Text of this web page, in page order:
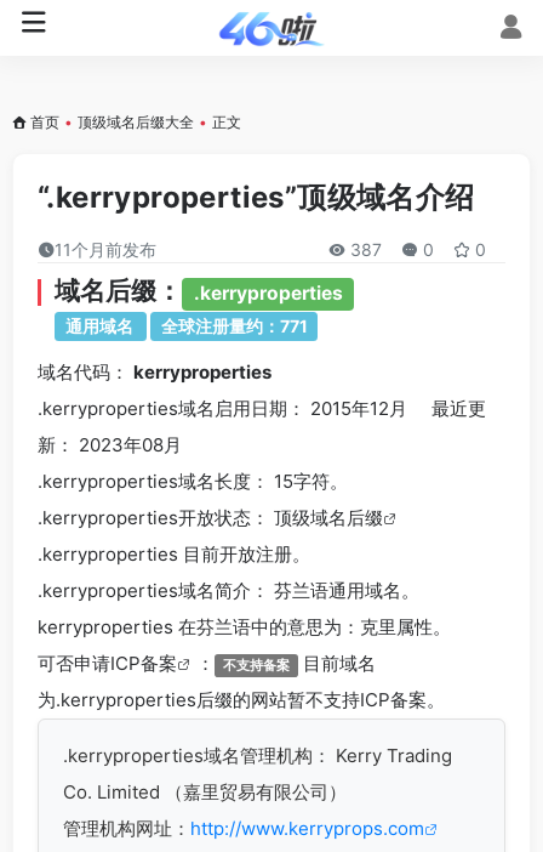
首页 • 顶级域名后缀大全 • 正文
“.kerryproperties”顶级域名介绍
11个月前发布 387 0 0
域名后缀： .kerryproperties
通用域名 全球注册量约：771
域名代码： kerryproperties
.kerryproperties域名 启用日期： 2015年12月 最近更
新： 2023年08月
.kerryproperties域名长度： 15字符。
.kerryproperties开放状态： 顶级域名后缀
.kerryproperties 目前开放注册。
.kerryproperties域名简介： 芬兰语通用域名。
kerryproperties 在芬兰语中的意思为：克里属性。
可否申请ICP备案 ： 不支持备案 目前域名
为.kerryproperties后缀的网站暂不支持ICP备案。
.kerryproperties域名管理机构： Kerry Trading
Co. Limited （嘉里贸易有限公司）
管理机构网址： http://www.kerryprops.com